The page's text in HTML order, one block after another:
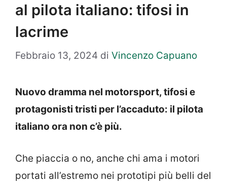
al pilota italiano: tifosi in
lacrime
Febbraio 13, 2024 di Vincenzo Capuano
Nuovo dramma nel motorsport, tifosi e
protagonisti tristi per l’accaduto: il pilota
italiano ora non c’è più.
Che piaccia o no, anche chi ama i motori
portati all’estremo nei prototipi più belli del